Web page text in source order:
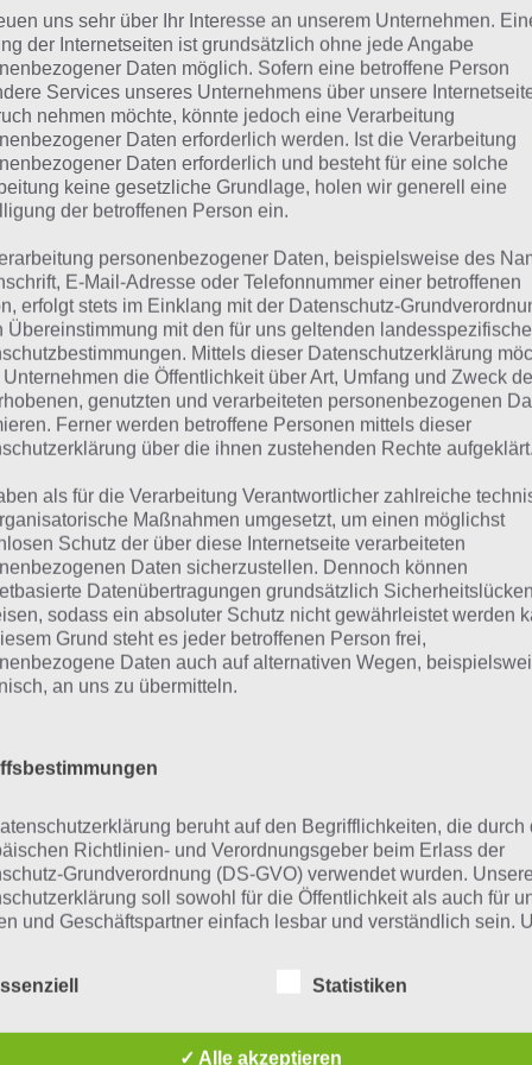
Lösungen für 94%
findest du bereits die Lösung zum Bild:
Spieler anders ist, können wir dir nicht das exakte
unsere Komplettlösung jedoch trotzdem zu jedem
Antworten findest!
Weitere Lösungen zu 94% gesucht?
Schaue in
unsere Komplettlösung
App! Dort kannst du mit der Suche
schnell die Antworten und
über 300 Level finden!
Lösungen auch ohne unsere Hilfe, indem du in
jedoch begrenzt sind, hast du hier stets die
obige Lösung stimmt leider
die Lösung, die wir dir oben vorgestellt haben, nicht
ein Wort in der Lösung von 94 Prozent fehlt, so teile
in den Kommentaren mit. Nur so können wir stets
die zahlreichen Fragen und Sachverhalte in der App
immer mal wieder verändern.
uns sehr über Ihr Interesse an unserem Unternehmen.
der Internetseiten ist grundsätzlich ohne jede Angabe
Daten möglich. Sofern eine betroffene Person
Services unseres Unternehmens über unsere
nehmen möchte, könnte jedoch eine Verarbeitung
Daten erforderlich werden. Ist die Verarbeitung
Daten erforderlich und besteht für eine solche
keine gesetzliche Grundlage, holen wir generell eine
der betroffenen Person ein.
personenbezogener Daten, beispielsweise des
E-Mail-Adresse oder Telefonnummer einer betroffenen
erfolgt stets im Einklang mit der Datenschutz-
Übereinstimmung mit den für uns geltenden
Mittels dieser Datenschutzerklärung
Unternehmen die Öffentlichkeit über Art, Umfang und Zweck
genutzten und verarbeiteten personenbezogenen
Ferner werden betroffene Personen mittels dieser
über die ihnen zustehenden Rechte aufgeklärt.
als für die Verarbeitung Verantwortlicher zahlreiche
Maßnahmen umgesetzt, um einen möglichst
Schutz der über diese Internetseite verarbeiteten
Daten sicherzustellen. Dennoch können
Datenübertragungen grundsätzlich Sicherheitslücken
sodass ein absoluter Schutz nicht gewährleistet werden
Grund steht es jeder betroffenen Person frei,
Daten auch auf alternativen Wegen,
an uns zu übermitteln.
beruht auf den Begrifflichkeiten, die durch
Richtlinien- und Verordnungsgeber beim Erlass der
Grundverordnung (DS-GVO) verwendet wurden. Unsere
soll sowohl für die Öffentlichkeit als auch für
und Geschäftspartner einfach lesbar und verständlich sein.
Begriffe:
Statistiken
✓ Alle akzeptieren